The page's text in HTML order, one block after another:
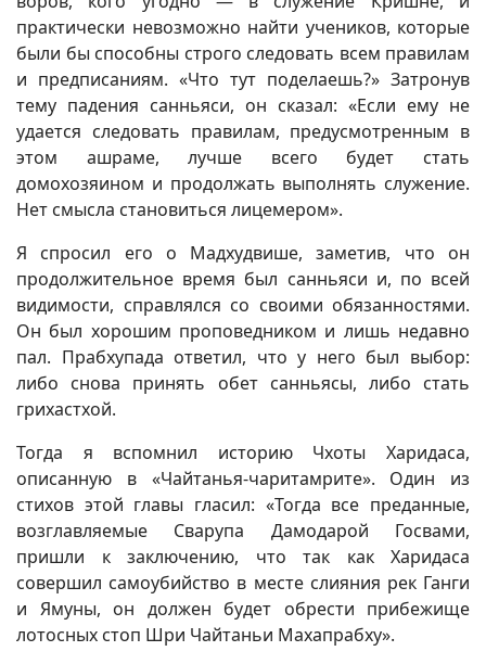
практически невозможно найти учеников, которые
были бы способны строго следовать всем правилам
и предписаниям. «Что тут поделаешь?» Затронув
тему падения санньяси, он сказал: «Если ему не
удается следовать правилам, предусмотренным в
этом ашраме, лучше всего будет стать
домохозяином и продолжать выполнять служение.
Нет смысла становиться лицемером».
Я спросил его о Мадхудвише, заметив, что он
продолжительное время был санньяси и, по всей
видимости, справлялся со своими обязанностями.
Он был хорошим проповедником и лишь недавно
пал. Прабхупада ответил, что у него был выбор:
либо снова принять обет санньясы, либо стать
грихастхой.
Тогда я вспомнил историю Чхоты Харидаса,
описанную в «Чайтанья-чаритамрите». Один из
стихов этой главы гласил: «Тогда все преданные,
возглавляемые Сварупа Дамодарой Госвами,
пришли к заключению, что так как Харидаса
совершил самоубийство в месте слияния рек Ганги
и Ямуны, он должен будет обрести прибежище
лотосных стоп Шри Чайтаньи Махапрабху».